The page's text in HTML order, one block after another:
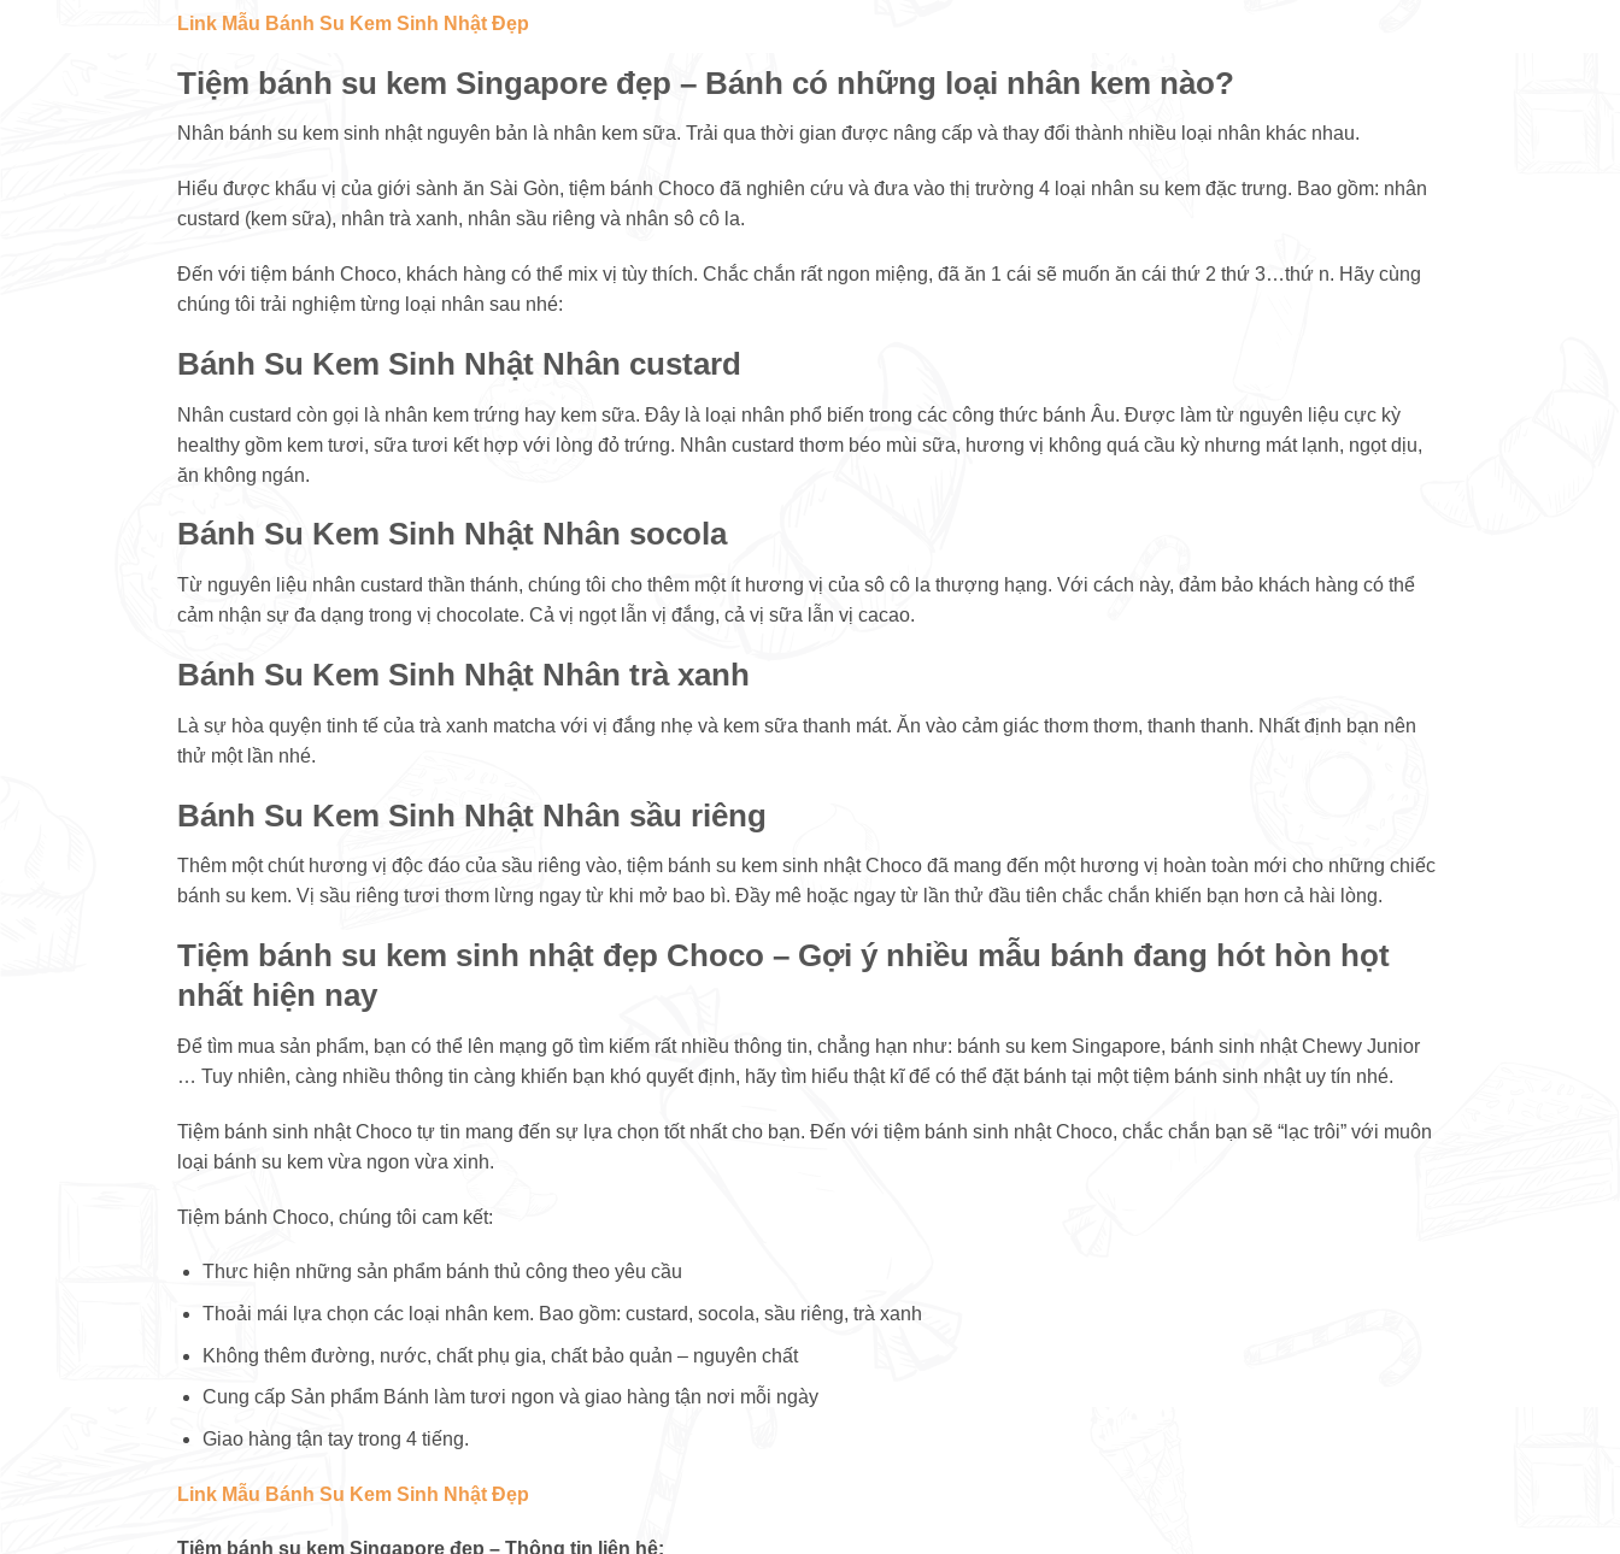
Link Mẫu Bánh Su Kem Sinh Nhật Đẹp
Tiệm bánh su kem Singapore đẹp – Bánh có những loại nhân kem nào?
Nhân bánh su kem sinh nhật nguyên bản là nhân kem sữa. Trải qua thời gian được nâng cấp và thay đổi thành nhiều loại nhân khác nhau.
Hiểu được khẩu vị của giới sành ăn Sài Gòn, tiệm bánh Choco đã nghiên cứu và đưa vào thị trường 4 loại nhân su kem đặc trưng. Bao gồm: nhân
custard (kem sữa), nhân trà xanh, nhân sầu riêng và nhân sô cô la.
Đến với tiệm bánh Choco, khách hàng có thể mix vị tùy thích. Chắc chắn rất ngon miệng, đã ăn 1 cái sẽ muốn ăn cái thứ 2 thứ 3…thứ n. Hãy cùng
chúng tôi trải nghiệm từng loại nhân sau nhé:
Bánh Su Kem Sinh Nhật Nhân custard
Nhân custard còn gọi là nhân kem trứng hay kem sữa. Đây là loại nhân phổ biến trong các công thức bánh Âu. Được làm từ nguyên liệu cực kỳ
healthy gồm kem tươi, sữa tươi kết hợp với lòng đỏ trứng. Nhân custard thơm béo mùi sữa, hương vị không quá cầu kỳ nhưng mát lạnh, ngọt dịu,
ăn không ngán.
Bánh Su Kem Sinh Nhật Nhân socola
Từ nguyên liệu nhân custard thần thánh, chúng tôi cho thêm một ít hương vị của sô cô la thượng hạng. Với cách này, đảm bảo khách hàng có thể
cảm nhận sự đa dạng trong vị chocolate. Cả vị ngọt lẫn vị đắng, cả vị sữa lẫn vị cacao.
Bánh Su Kem Sinh Nhật Nhân trà xanh
Là sự hòa quyện tinh tế của trà xanh matcha với vị đắng nhẹ và kem sữa thanh mát. Ăn vào cảm giác thơm thơm, thanh thanh. Nhất định bạn nên
thử một lần nhé.
Bánh Su Kem Sinh Nhật Nhân sầu riêng
Thêm một chút hương vị độc đáo của sầu riêng vào, tiệm bánh su kem sinh nhật Choco đã mang đến một hương vị hoàn toàn mới cho những chiếc
bánh su kem. Vị sầu riêng tươi thơm lừng ngay từ khi mở bao bì. Đầy mê hoặc ngay từ lần thử đầu tiên chắc chắn khiến bạn hơn cả hài lòng.
Tiệm bánh su kem sinh nhật đẹp Choco – Gợi ý nhiều mẫu bánh đang hót hòn họt
nhất hiện nay
Để tìm mua sản phẩm, bạn có thể lên mạng gõ tìm kiếm rất nhiều thông tin, chẳng hạn như: bánh su kem Singapore, bánh sinh nhật Chewy Junior
… Tuy nhiên, càng nhiều thông tin càng khiến bạn khó quyết định, hãy tìm hiểu thật kĩ để có thể đặt bánh tại một tiệm bánh sinh nhật uy tín nhé.
Tiệm bánh sinh nhật Choco tự tin mang đến sự lựa chọn tốt nhất cho bạn. Đến với tiệm bánh sinh nhật Choco, chắc chắn bạn sẽ “lạc trôi” với muôn
loại bánh su kem vừa ngon vừa xinh.
Tiệm bánh Choco, chúng tôi cam kết:
Thưc hiện những sản phẩm bánh thủ công theo yêu cầu
Thoải mái lựa chọn các loại nhân kem. Bao gồm: custard, socola, sầu riêng, trà xanh
Không thêm đường, nước, chất phụ gia, chất bảo quản – nguyên chất
Cung cấp Sản phẩm Bánh làm tươi ngon và giao hàng tận nơi mỗi ngày
Giao hàng tận tay trong 4 tiếng.
Link Mẫu Bánh Su Kem Sinh Nhật Đẹp
Tiệm bánh su kem Singapore đẹp – Thông tin liên hệ: